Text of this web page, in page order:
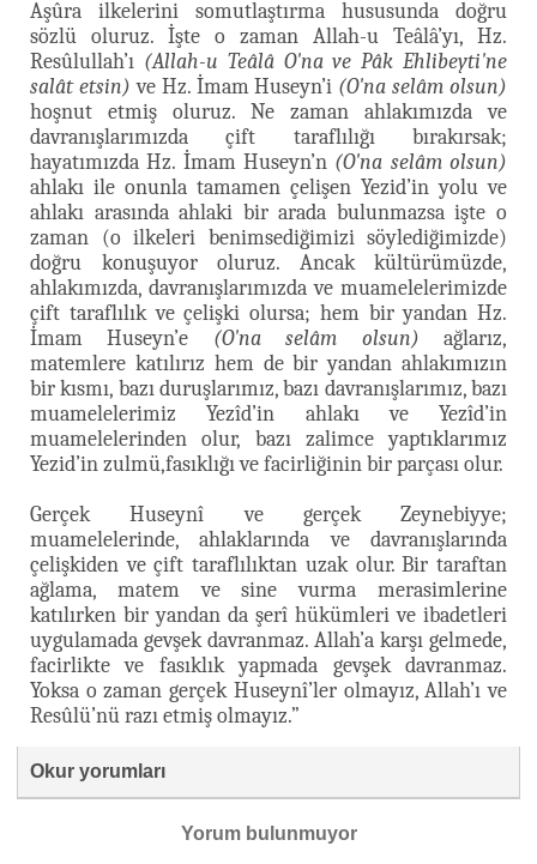
Aşûra ilkelerini somutlaştırma hususunda doğru
sözlü oluruz. İşte o zaman Allah-u Teâlâ’yı, Hz.
Resûlullah’ı (Allah-u Teâlâ O'na ve Pâk Ehlibeyti'ne
salât etsin) ve Hz. İmam Huseyn’i (O'na selâm olsun)
hoşnut etmiş oluruz. Ne zaman ahlakımızda ve
davranışlarımızda çift taraflılığı bırakırsak;
hayatımızda Hz. İmam Huseyn’n (O'na selâm olsun)
ahlakı ile onunla tamamen çelişen Yezid’in yolu ve
ahlakı arasında ahlaki bir arada bulunmazsa işte o
zaman (o ilkeleri benimsediğimizi söylediğimizde)
doğru konuşuyor oluruz. Ancak kültürümüzde,
ahlakımızda, davranışlarımızda ve muamelelerimizde
çift taraflılık ve çelişki olursa; hem bir yandan Hz.
İmam Huseyn’e (O'na selâm olsun) ağlarız,
matemlere katılırız hem de bir yandan ahlakımızın
bir kısmı, bazı duruşlarımız, bazı davranışlarımız, bazı
muamelelerimiz Yezîd’in ahlakı ve Yezîd’in
muamelelerinden olur, bazı zalimce yaptıklarımız
Yezid’in zulmü,fasıklığı ve facirliğinin bir parçası olur.
Gerçek Huseynî ve gerçek Zeynebiyye;
muamelelerinde, ahlaklarında ve davranışlarında
çelişkiden ve çift taraflılıktan uzak olur. Bir taraftan
ağlama, matem ve sine vurma merasimlerine
katılırken bir yandan da şerî hükümleri ve ibadetleri
uygulamada gevşek davranmaz. Allah’a karşı gelmede,
facirlikte ve fasıklık yapmada gevşek davranmaz.
Yoksa o zaman gerçek Huseynî’ler olmayız, Allah’ı ve
Resûlü’nü razı etmiş olmayız.”
Okur yorumları
Yorum bulunmuyor